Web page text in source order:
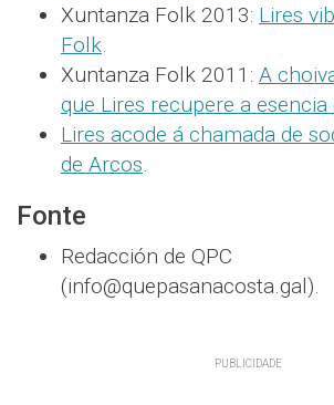
Xuntanza Folk 2013: Lires
Folk.
Xuntanza Folk 2011: A
que Lires recupere a
Lires acode á chamada de
de Arcos.
Fonte
Redacción de QPC
(info@quepasanacosta.gal).